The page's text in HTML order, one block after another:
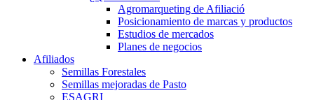
Agromarqueting de Afiliació
Posicionamiento de marcas y productos
Estudios de mercados
Planes de negocios
Afiliados
Semillas Forestales
Semillas mejoradas de Pasto
ESAGRI